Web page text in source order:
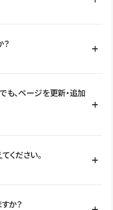
ます。 WordPressの場合は、
ま移行されるわけではないた
、CMS設計、URL・リダイレク
、複数部門での運用、権限管
ムとの連携など、個別の要件が
い。
間、CMS利用数の上限、権限
ります。詳しくは料金プランペ
も、ページを更新・追加
して更新範囲を設計しておく
で運用できます。 さらにコン
更新作業を進めやすくなりま
ください。
安全に利用できるよう、通信
か？